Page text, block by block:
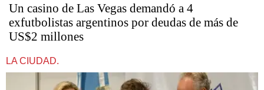
Un casino de Las Vegas demandó a 4
exfutbolistas argentinos por deudas de más de
US$2 millones
LA CIUDAD.